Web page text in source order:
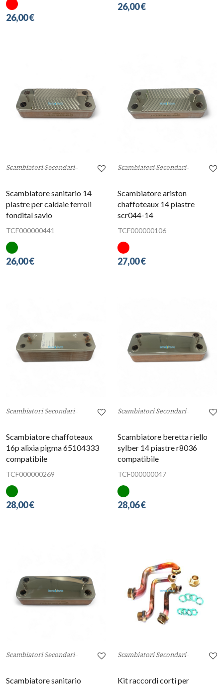
26,00 €
26,00 €
Scambiatori Secondari
Scambiatore sanitario 14
piastre per caldaie ferroli
fondital savio
TCF000000441
26,00 €
Scambiatori Secondari
Scambiatore ariston
chaffoteaux 14 piastre
scr044-14
TCF000000106
27,00 €
Scambiatori Secondari
Scambiatore chaffoteaux
16p alixia pigma 65104333
compatibile
TCF000000269
28,00 €
Scambiatori Secondari
Scambiatore beretta riello
sylber 14 piastre r8036
compatibile
TCF000000047
28,06 €
Scambiatori Secondari
Scambiatore sanitario
Scambiatori Secondari
Kit raccordi corti per